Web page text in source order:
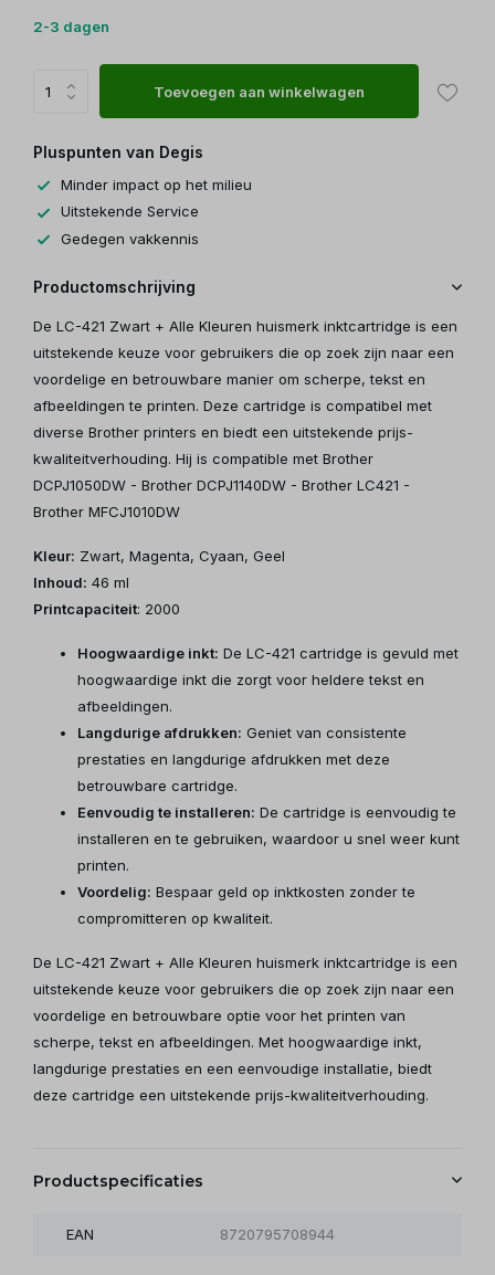
2-3 dagen
Toevoegen aan winkelwagen
Pluspunten van Degis
Minder impact op het milieu
Uitstekende Service
Gedegen vakkennis
Productomschrijving
De LC-421 Zwart + Alle Kleuren huismerk inktcartridge is een
uitstekende keuze voor gebruikers die op zoek zijn naar een
voordelige en betrouwbare manier om scherpe, tekst en
afbeeldingen te printen. Deze cartridge is compatibel met
diverse Brother printers en biedt een uitstekende prijs-
kwaliteitverhouding. Hij is compatible met Brother
DCPJ1050DW - Brother DCPJ1140DW - Brother LC421 -
Brother MFCJ1010DW
Kleur: Zwart, Magenta, Cyaan, Geel
Inhoud: 46 ml
Printcapaciteit: 2000
Hoogwaardige inkt: De LC-421 cartridge is gevuld met
hoogwaardige inkt die zorgt voor heldere tekst en
afbeeldingen.
Langdurige afdrukken: Geniet van consistente
prestaties en langdurige afdrukken met deze
betrouwbare cartridge.
Eenvoudig te installeren: De cartridge is eenvoudig te
installeren en te gebruiken, waardoor u snel weer kunt
printen.
Voordelig: Bespaar geld op inktkosten zonder te
compromitteren op kwaliteit.
De LC-421 Zwart + Alle Kleuren huismerk inktcartridge is een
uitstekende keuze voor gebruikers die op zoek zijn naar een
voordelige en betrouwbare optie voor het printen van
scherpe, tekst en afbeeldingen. Met hoogwaardige inkt,
langdurige prestaties en een eenvoudige installatie, biedt
deze cartridge een uitstekende prijs-kwaliteitverhouding.
Productspecificaties
EAN 8720795708944